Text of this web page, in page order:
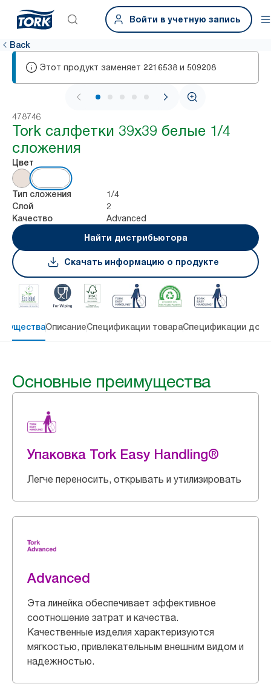
Войти в учетную запись
Back
Этот продукт заменяет 2216538 и 509208
1 / 5
478746
Tork салфетки 39х39 белые 1/4
сложения
Цвет
Тип сложения 1/4
Слой 2
Качество
Advanced
Найти дистрибьютора
Скачать информацию о продукте
ОписаниеСпецификации товараСпецификации
Основные преимущества
Упаковка Tork Easy Handling®
Легче переносить, открывать и утилизировать
Advanced
Эта линейка обеспечивает эффективное
соотношение затрат и качества.
Качественные изделия характеризуются
мягкостью, привлекательным внешним видом и
надежностью.